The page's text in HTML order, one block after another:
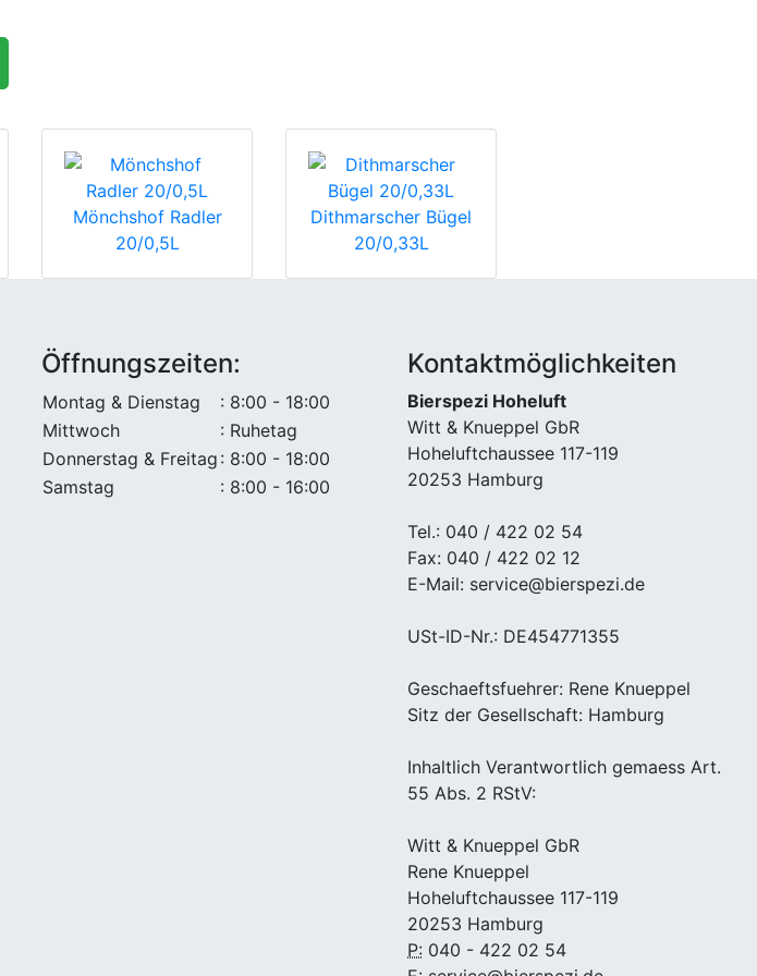
Mönchshof Radler
20/0,5L
Dithmarscher Bügel
20/0,33L
Öffnungszeiten:
Montag & Dienstag
: 8:00 - 18:00
Mittwoch
: Ruhetag
Donnerstag & Freitag : 8:00 - 18:00
Samstag
: 8:00 - 16:00
Kontaktmöglichkeiten
Bierspezi Hoheluft
Witt & Knueppel GbR
Hoheluftchaussee 117-119
20253 Hamburg
Tel.: 040 / 422 02 54
Fax: 040 / 422 02 12
E-Mail: service@bierspezi.de
USt-ID-Nr.: DE454771355
Geschaeftsfuehrer: Rene Knueppel
Sitz der Gesellschaft: Hamburg
Inhaltlich Verantwortlich gemaess Art.
55 Abs. 2 RStV:
Witt & Knueppel GbR
Rene Knueppel
Hoheluftchaussee 117-119
20253 Hamburg
P: 040 - 422 02 54